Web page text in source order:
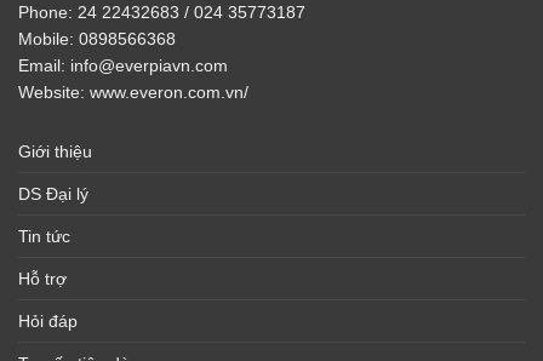
Phone: 24 22432683 / 024 35773187
Mobile: 0898566368
Email: info@everpiavn.com
Website: www.everon.com.vn/
Giới thiệu
DS Đại lý
Tin tức
Hỗ trợ
Hỏi đáp